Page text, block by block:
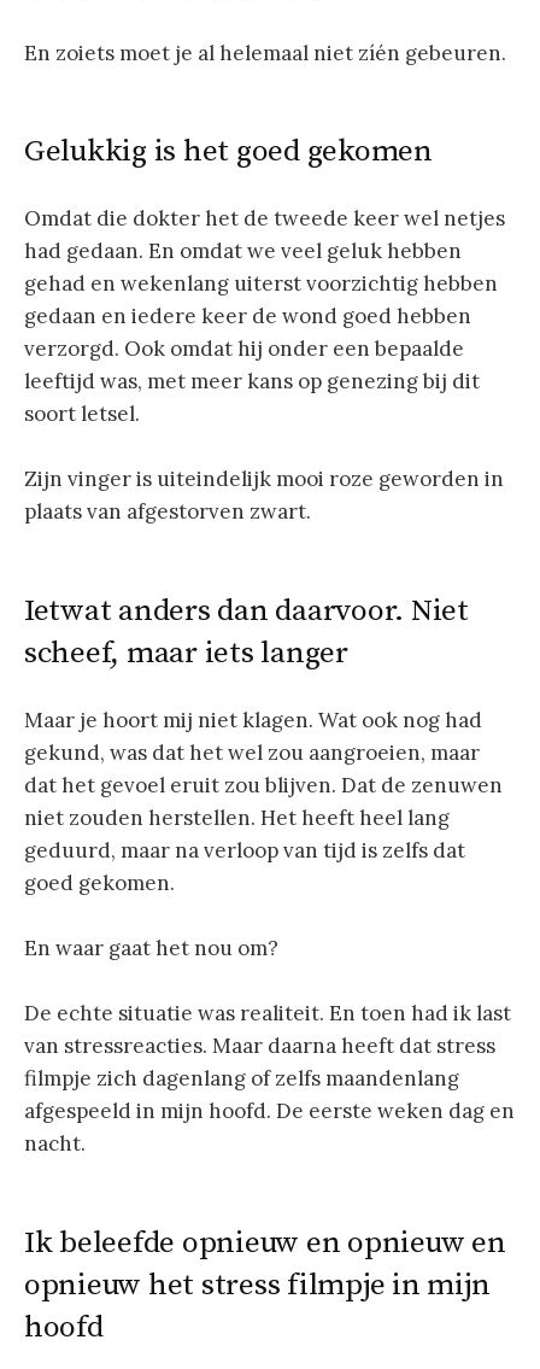
En zoiets moet je al helemaal niet zíén gebeuren.
Gelukkig is het goed gekomen
Omdat die dokter het de tweede keer wel netjes
had gedaan. En omdat we veel geluk hebben
gehad en wekenlang uiterst voorzichtig hebben
gedaan en iedere keer de wond goed hebben
verzorgd. Ook omdat hij onder een bepaalde
leeftijd was, met meer kans op genezing bij dit
soort letsel.
Zijn vinger is uiteindelijk mooi roze geworden in
plaats van afgestorven zwart.
Ietwat anders dan daarvoor. Niet
scheef, maar iets langer
Maar je hoort mij niet klagen. Wat ook nog had
gekund, was dat het wel zou aangroeien, maar
dat het gevoel eruit zou blijven. Dat de zenuwen
niet zouden herstellen. Het heeft heel lang
geduurd, maar na verloop van tijd is zelfs dat
goed gekomen.
En waar gaat het nou om?
De echte situatie was realiteit. En toen had ik last
van stressreacties. Maar daarna heeft dat stress
filmpje zich dagenlang of zelfs maandenlang
afgespeeld in mijn hoofd. De eerste weken dag en
nacht.
Ik beleefde opnieuw en opnieuw en
opnieuw het stress filmpje in mijn
hoofd